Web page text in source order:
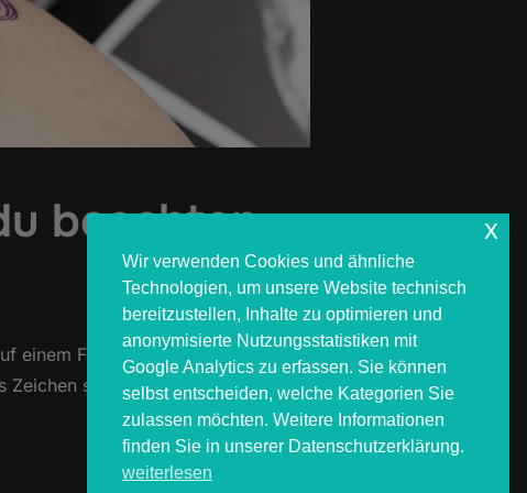
beachten
einem Festival? Für viele ist das der
setzen. Genau dafür sind wir
– WAS DU BEACHTEN SOLLTEST“
Wir verwenden Cookies und ähnliche
Technologien, um unsere Website technisch
bereitzustellen, Inhalte zu optimieren und
anonymisierte Nutzungsstatistiken mit
Google Analytics zu erfassen. Sie können
selbst entscheiden, welche Kategorien Sie
zulassen möchten. Weitere Informationen
finden Sie in unserer Datenschutzerklärung.
weiterlesen
x